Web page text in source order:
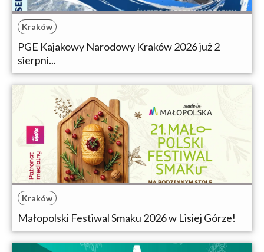
Kraków
PGE Kajakowy Narodowy Kraków 2026 już 2
sierpni...
Kraków
Małopolski Festiwal Smaku 2026 w Lisiej Górze!